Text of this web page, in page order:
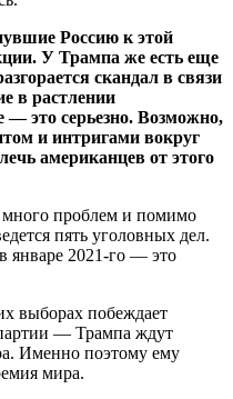
Россию к этой
У Трампа же есть еще
скандал в связи
в растлении
это серьезно. Возможно,
и интригами вокруг
американцев от этого
проблем и помимо
пять уголовных дел.
январе 2021-го — это
выборах побеждает
— Трампа ждут
Именно поэтому ему
мира.